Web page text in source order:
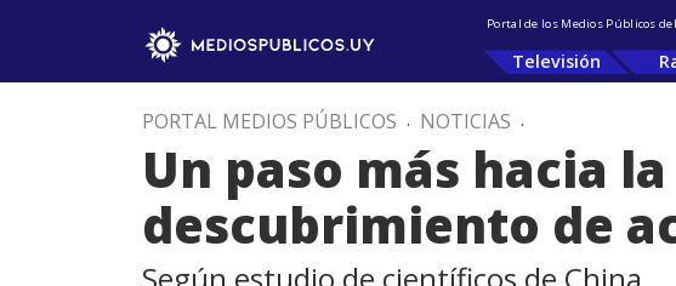
Portal de los Medios Públicos
Televisión
PORTAL MEDIOS PÚBLICOS . NOTICIAS .
Un paso más hacia
descubrimiento de